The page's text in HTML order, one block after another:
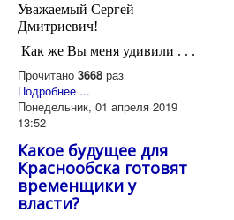
Уважаемый Сергей
Дмитриевич!
Как же Вы меня удивили . . .
Прочитано 3668 раз
Подробнее ...
Понедельник, 01 апреля 2019
13:52
Какое будущее для
Краснообска готовят
временщики у
власти?